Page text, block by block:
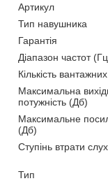
Артикул
Тип навушника
Гарантія
Діапазон частот
Кількість
Максимальна
потужність (Дб)
Максимальне
(Дб)
Ступінь втрати
Тип